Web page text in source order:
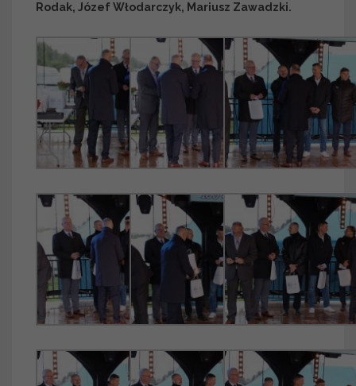
Rodak, Józef Włodarczyk, Mariusz Zawadzki.